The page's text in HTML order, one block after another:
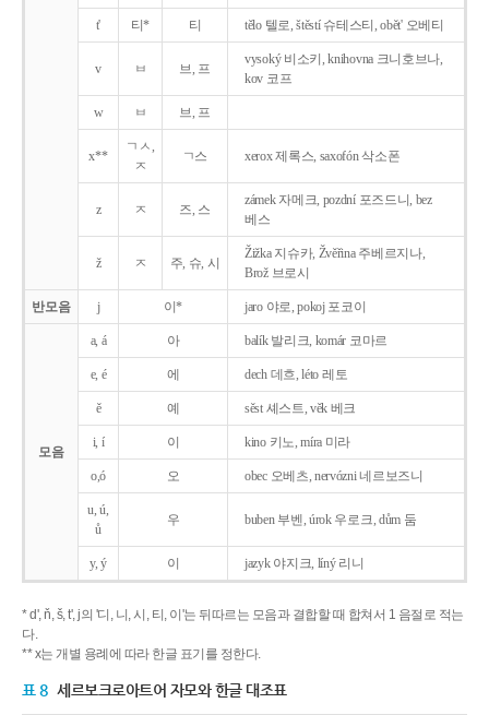
t' 티* 티 tělo 텔로, štěstí 슈테스티, obět' 오베티
v ㅂ 브, 프
vysoký 비소키, knihovna 크니호브나,
kov 코프
w ㅂ 브, 프
x**
ㄱㅅ,
ㅈ
ㄱ스 xerox 제록스, saxofón 삭소폰
z ㅈ 즈, 스
zámek 자메크, pozdní 포즈드니, bez
베스
ž ㅈ 주, 슈, 시
Žižka 지슈카, Žvěřina 주베르지나,
Brož 브로시
반모음 j 이* jaro 야로, pokoj 포코이
모음
a, á 아 balík 발리크, komár 코마르
e, é 에 dech 데흐, léto 레토
ě 예 sěst 셰스트, věk 베크
i, í 이 kino 키노, míra 미라
o,ó 오 obec 오베츠, nervózni 네르보즈니
u, ú,
ů
우 buben 부벤, úrok 우로크, dům 둠
y, ý 이 jazyk야지크, líný 리니
* d', ň, š, t', j의 '디, 니, 시, 티, 이'는 뒤따르는 모음과 결합할 때 합쳐서 1 음절로 적는
다.
** x는 개별 용례에 따라 한글 표기를 정한다.
표 8 세르보크로아트어 자모와 한글 대조표